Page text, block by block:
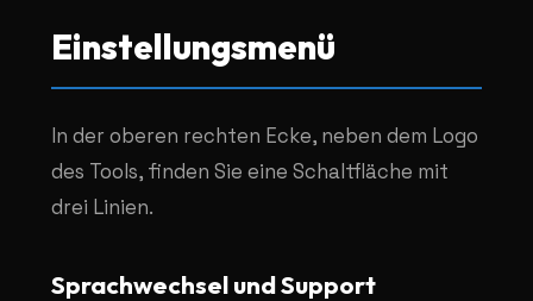
Einstellungsmenü
In der oberen rechten Ecke, neben dem Logo
des Tools, finden Sie eine Schaltfläche mit
drei Linien.
Sprachwechsel und Support